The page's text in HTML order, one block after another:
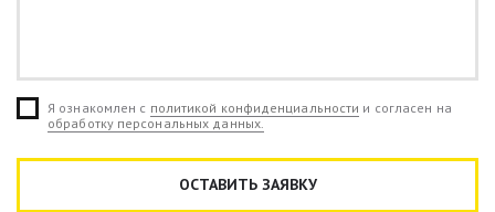
Я ознакомлен с политикой конфиденциальности и согласен на
обработку персональных данных.